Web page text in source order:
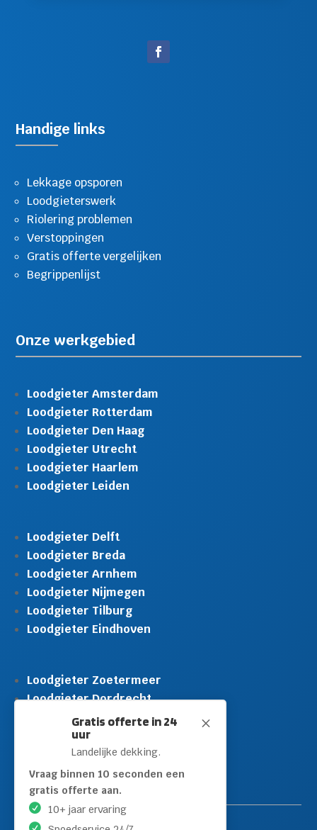
M
Gratis offerte in 24
uur
Landelijke dekking.
Vraag binnen 10 seconden een
gratis offerte aan.
10+ jaar ervaring
Handige links
Lekkage opsporen
Loodgieterswerk
Riolering problemen
Verstoppingen
Gratis offerte vergelijken
Begrippenlijst
Onze werkgebied
Loodgieter Amsterdam
Loodgieter Rotterdam
Loodgieter Den Haag
Loodgieter Utrecht
Loodgieter Haarlem
Loodgieter Leiden
Loodgieter Delft
Loodgieter Breda
Loodgieter Arnhem
Loodgieter Nijmegen
Loodgieter Tilburg
Loodgieter Eindhoven
Loodgieter Zoetermeer
Loodgieter Dordrecht
Loodgieter Rijswijk
Loodgieter Schiedam
Loodgieter Leidschendam
Loodgieter Hilversum